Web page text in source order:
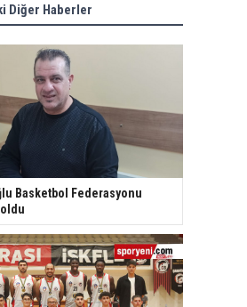
Diğer Haberler
Basketbol Federasyonu
oldu